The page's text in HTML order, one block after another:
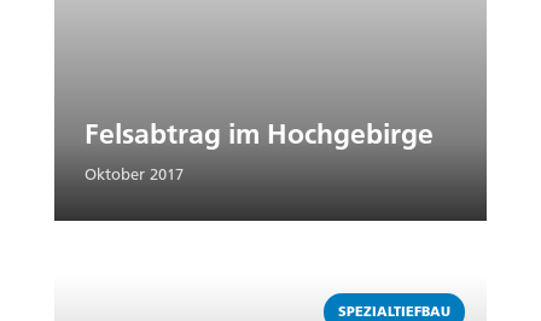
Felsabtrag im Hochgebirge
Oktober 2017
SPEZIALTIEFBAU